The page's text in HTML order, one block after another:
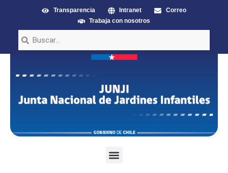
Transparencia Intranet
Correo
Trabaja con nosotros